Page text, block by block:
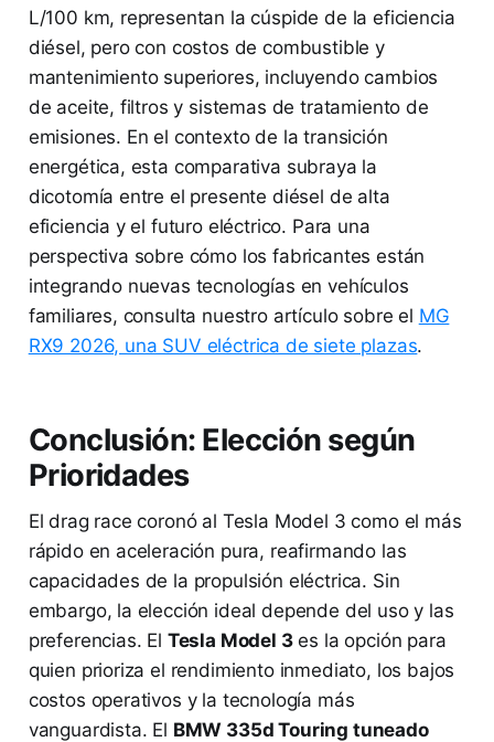
L/100 km, representan la cúspide de la eficiencia
diésel, pero con costos de combustible y
mantenimiento superiores, incluyendo cambios
de aceite, filtros y sistemas de tratamiento de
emisiones. En el contexto de la transición
energética, esta comparativa subraya la
dicotomía entre el presente diésel de alta
eficiencia y el futuro eléctrico. Para una
perspectiva sobre cómo los fabricantes están
integrando nuevas tecnologías en vehículos
familiares, consulta nuestro artículo sobre el MG
RX9 2026, una SUV eléctrica de siete plazas.
Conclusión: Elección según
Prioridades
El drag race coronó al Tesla Model 3 como el más
rápido en aceleración pura, reafirmando las
capacidades de la propulsión eléctrica. Sin
embargo, la elección ideal depende del uso y las
preferencias. El Tesla Model 3es la opción para
quien prioriza el rendimiento inmediato, los bajos
costos operativos y la tecnología más
vanguardista. El BMW 335d Touring tuneado